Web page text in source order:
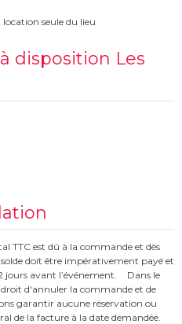
seule du lieu
disposition Les
TTC est dû à la commande et dès
doit être impérativement payé et
jours avant l’événement. Dans le
d'annuler la commande et de
garantir aucune réservation ou
de la facture à la date demandée.